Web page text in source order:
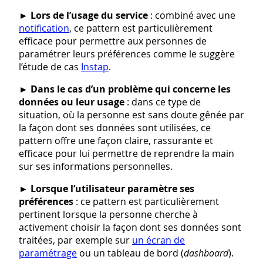
► Lors de l’usage du service : combiné avec une
notification, ce pattern est particulièrement
efficace pour permettre aux personnes de
paramétrer leurs préférences comme le suggère
l’étude de cas Instap.
► Dans le cas d’un problème qui concerne les
données ou leur usage : dans ce type de
situation, où la personne est sans doute gênée par
la façon dont ses données sont utilisées, ce
pattern offre une façon claire, rassurante et
efficace pour lui permettre de reprendre la main
sur ses informations personnelles.
► Lorsque l’utilisateur paramètre ses
préférences : ce pattern est particulièrement
pertinent lorsque la personne cherche à
activement choisir la façon dont ses données sont
traitées, par exemple sur un écran de
paramétrage ou un tableau de bord (dashboard).